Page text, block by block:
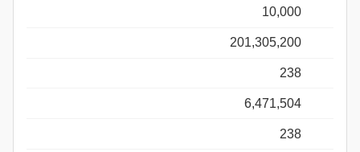
10,000
201,305,200
238
6,471,504
238